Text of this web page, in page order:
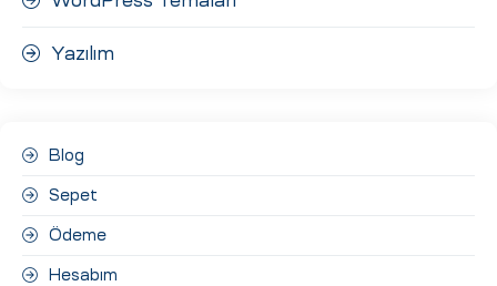
Yazılım
Blog
Sepet
Ödeme
Hesabım